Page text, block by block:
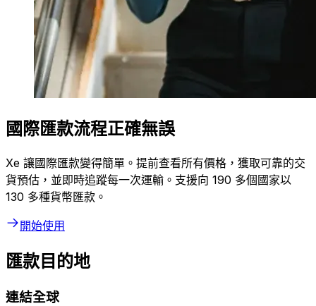
國際匯款流程正確無誤
Xe 讓國際匯款變得簡單。提前查看所有價格，獲取可靠的交
貨預估，並即時追蹤每一次運輸。支援向 190 多個國家以
130 多種貨幣匯款。
開始使用
匯款目的地
連結全球